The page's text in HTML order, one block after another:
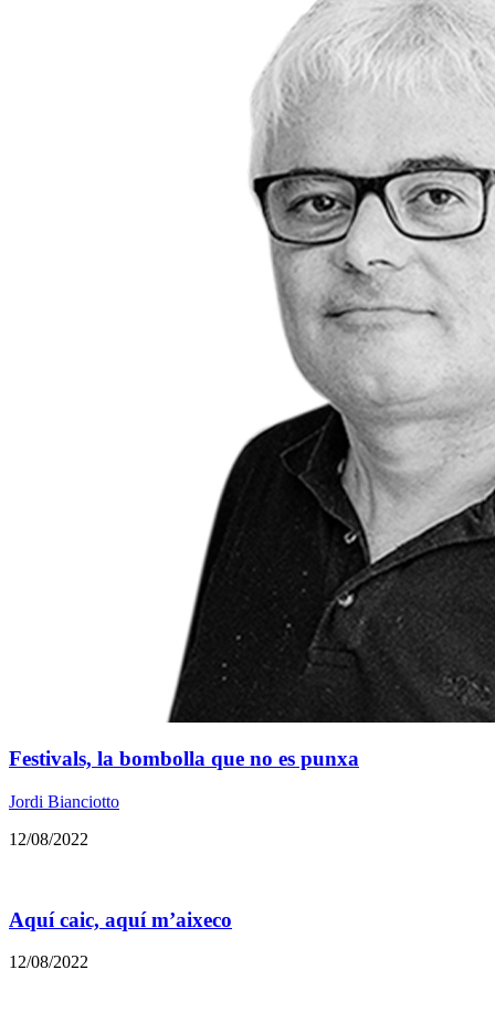
Festivals, la bombolla que no es punxa
Jordi Bianciotto
12/08/2022
Aquí caic, aquí m’aixeco
12/08/2022